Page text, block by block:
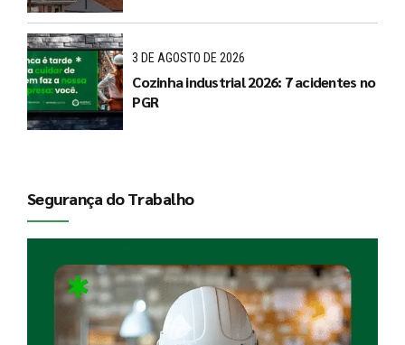
3 DE AGOSTO DE 2026
Cozinha industrial 2026: 7 acidentes no
PGR
Segurança do Trabalho